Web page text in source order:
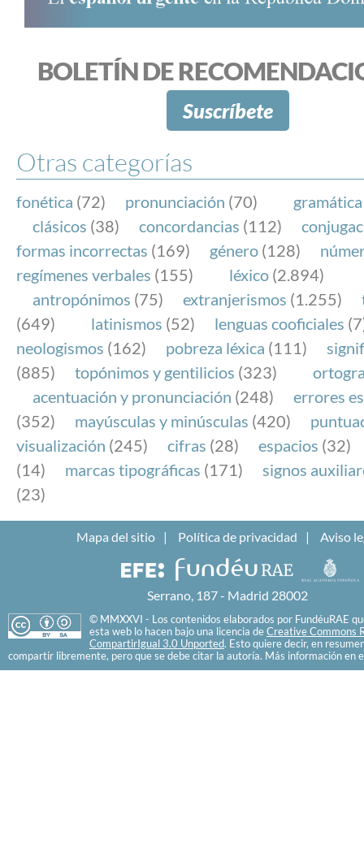
BOLETÍN DE
Suscríbete
Otras categorías
fonética (72) pronunciación (70) gramática
clásicos (38) concordancias (112)
formas incorrectas (169) género (128)
regímenes verbales (155) léxico (2.894)
antropónimos (75) extranjerismos (1.255)
(649)
latinismos (52) lenguas cooficiales
neologismos (162) pobreza léxica (111)
(885)
topónimos y gentilicios (323)
acentuación y pronunciación (248)
errores
(352)
mayúsculas y minúsculas (420)
visualización (245) cifras (28) espacios (32)
(14)
marcas tipográficas (171)
signos
(23)
Mapa del sitio Política de privacidad Aviso
Serrano, 187 - Madrid 28002
© MMXXVI - Los contenidos elaborados por FundéuRAE
esta web lo hacen bajo una licencia de Creative Commons
CompartirIgual 3.0 Unported. Esto quiere decir, en
compartir libremente, pero que se debe citar la autoría. Más información en